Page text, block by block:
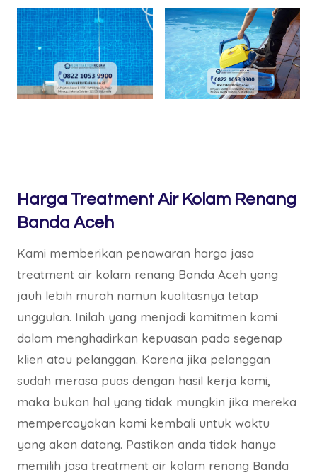
Harga Treatment Air Kolam Renang
Banda Aceh
Kami memberikan penawaran harga jasa
treatment air kolam renang Banda Aceh yang
jauh lebih murah namun kualitasnya tetap
unggulan. Inilah yang menjadi komitmen kami
dalam menghadirkan kepuasan pada segenap
klien atau pelanggan. Karena jika pelanggan
sudah merasa puas dengan hasil kerja kami,
maka bukan hal yang tidak mungkin jika mereka
mempercayakan kami kembali untuk waktu
yang akan datang. Pastikan anda tidak hanya
memilih jasa treatment air kolam renang Banda